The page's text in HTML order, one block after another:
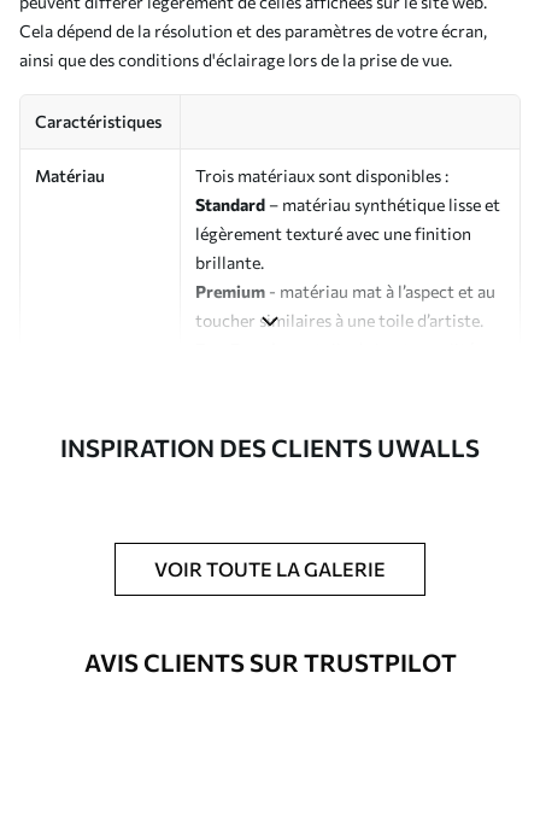
Cela dépend de la résolution et des paramètres de votre écran,
ainsi que des conditions d'éclairage lors de la prise de vue.
Caractéristiques
Matériau
Trois matériaux sont disponibles :
Standard – matériau synthétique lisse et
légèrement texturé avec une finition
brillante.
Premium - matériau mat à l’aspect et au
toucher similaires à une toile d’artiste.
Possibilité d'ajouter un vernis
protecteur pour renforcer la durabilité
du tableau.
Matériaux disponibles
INSPIRATION DES CLIENTS UWALLS
VOIR TOUTE LA GALERIE
AVIS CLIENTS SUR TRUSTPILOT